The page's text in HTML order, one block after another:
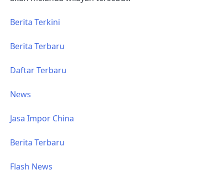
Berita Terkini
Berita Terbaru
Daftar Terbaru
News
Jasa Impor China
Berita Terbaru
Flash News